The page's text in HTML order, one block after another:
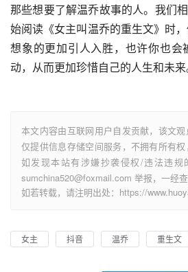
那些想要了解温乔故事的人。我们
始阅读《女主叫温乔的重生文》时
想象的更加引人入胜，也许你也会
动，从而更加珍惜自己的人生和未来
本文内容由互联网用户自发贡献，该文
仅提供信息存储空间服务，不拥有所有权
如发现本站有涉嫌抄袭侵权/违法违规
sumchina520@foxmail.com 举报，一经查
如若转载，请注明出处：https://
女主 抖音 温乔 重生文